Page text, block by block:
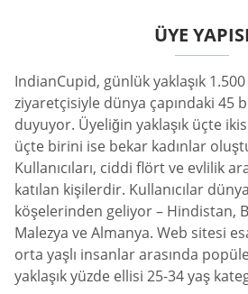
ÜYE YAPISI
IndianCupid, günlük yaklaşık
ziyaretçisiyle dünya çapındaki 45
duyuyor. Üyeliğin yaklaşık üçte
üçte birini ise bekar kadınlar
Kullanıcıları, ciddi flört ve evlilik
katılan kişilerdir. Kullanıcılar
köşelerinden geliyor – Hindistan,
Malezya ve Almanya. Web sitesi
orta yaşlı insanlar arasında
yaklaşık yüzde ellisi 25-34 yaş